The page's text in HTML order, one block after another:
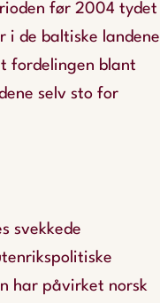
før 2004 tydet
i de baltiske landene
fordelingen blant
selv sto for
svekkede
har påvirket norsk